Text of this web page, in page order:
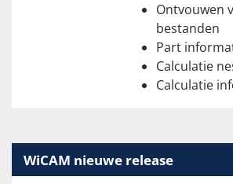
Ontvouwen
bestanden
Part
Calculatie
Calculatie
WiCAM nieuwe release